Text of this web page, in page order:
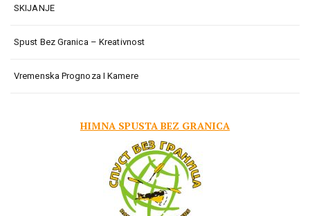
SKIJANJE
Spust Bez Granica – Kreativnost
Vremenska Prognoza I Kamere
HIMNA SPUSTA BEZ GRANICA